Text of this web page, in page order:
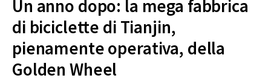
Un anno dopo: la mega fabbrica
di biciclette di Tianjin,
pienamente operativa, della
Golden Wheel